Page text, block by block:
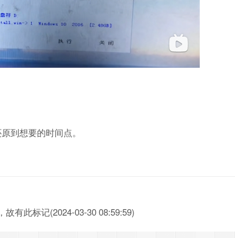
到想要的时间点。
故有此标记(2024-03-30 08:59:59)